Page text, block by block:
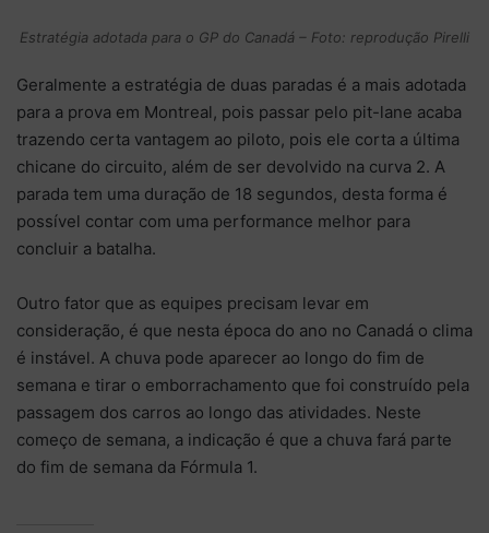
Estratégia adotada para o GP do Canadá – Foto: reprodução Pirelli
Geralmente a estratégia de duas paradas é a mais adotada
para a prova em Montreal, pois passar pelo pit-lane acaba
trazendo certa vantagem ao piloto, pois ele corta a última
chicane do circuito, além de ser devolvido na curva 2. A
parada tem uma duração de 18 segundos, desta forma é
possível contar com uma performance melhor para
concluir a batalha.
Outro fator que as equipes precisam levar em
consideração, é que nesta época do ano no Canadá o clima
é instável. A chuva pode aparecer ao longo do fim de
semana e tirar o emborrachamento que foi construído pela
passagem dos carros ao longo das atividades. Neste
começo de semana, a indicação é que a chuva fará parte
do fim de semana da Fórmula 1.